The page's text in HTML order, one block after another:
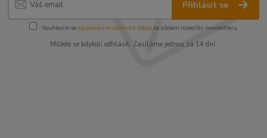
Přihlásit se
Souhlasím se zpracováním osobních údajůza účelem rozesílky newsletteru.
Můžete se kdykoli odhlásit. Zasíláme jednou za 14 dní.